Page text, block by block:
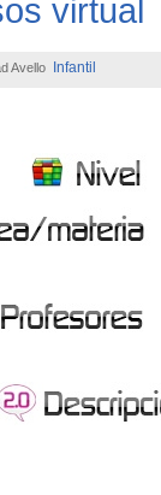
virtual
Avello Infantil